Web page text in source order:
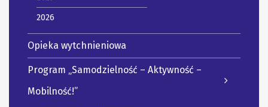
2026
Opieka wytchnieniowa
Program „Samodzielność – Aktywność –
Mobilność!”